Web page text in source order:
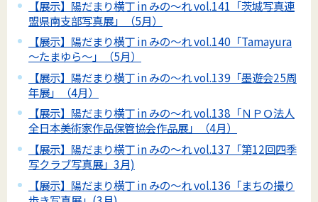
【展示】陽だまり横丁 in みの～れ vol.141「茨城写真連
盟県南支部写真展」（5月）
【展示】陽だまり横丁 in みの～れ vol.140「Tamayura
～たまゆら～」（5月）
【展示】陽だまり横丁 in みの～れ vol.139「墨遊会25周
年展」（4月）
【展示】陽だまり横丁 in みの～れ vol.138「ＮＰＯ法人
全日本美術家作品保管協会作品展」（4月）
【展示】陽だまり横丁 in みの～れ vol.137「第12回四季
写クラブ写真展」3月)
【展示】陽だまり横丁 in みの～れ vol.136「まちの撮り